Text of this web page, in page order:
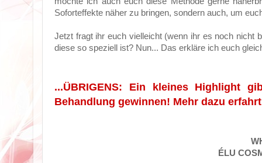
Soforteffekte näher zu bringen, sondern auch, um
Jetzt fragt ihr euch vielleicht (wenn ihr es noch nicht
diese so speziell ist? Nun... Das erkläre ich euch
...ÜBRIGENS: Ein kleines Highlight
Behandlung gewinnen! Mehr dazu
ÉLU